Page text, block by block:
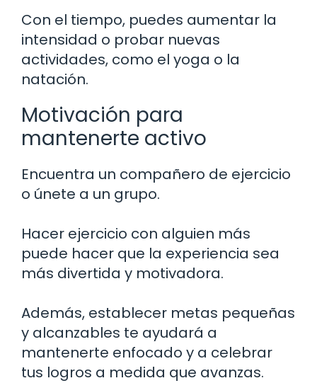
Con el tiempo, puedes aumentar la
intensidad o probar nuevas
actividades, como el yoga o la
natación.
Motivación para
mantenerte activo
Encuentra un compañero de ejercicio
o únete a un grupo.
Hacer ejercicio con alguien más
puede hacer que la experiencia sea
más divertida y motivadora.
Además, establecer metas pequeñas
y alcanzables te ayudará a
mantenerte enfocado y a celebrar
tus logros a medida que avanzas.